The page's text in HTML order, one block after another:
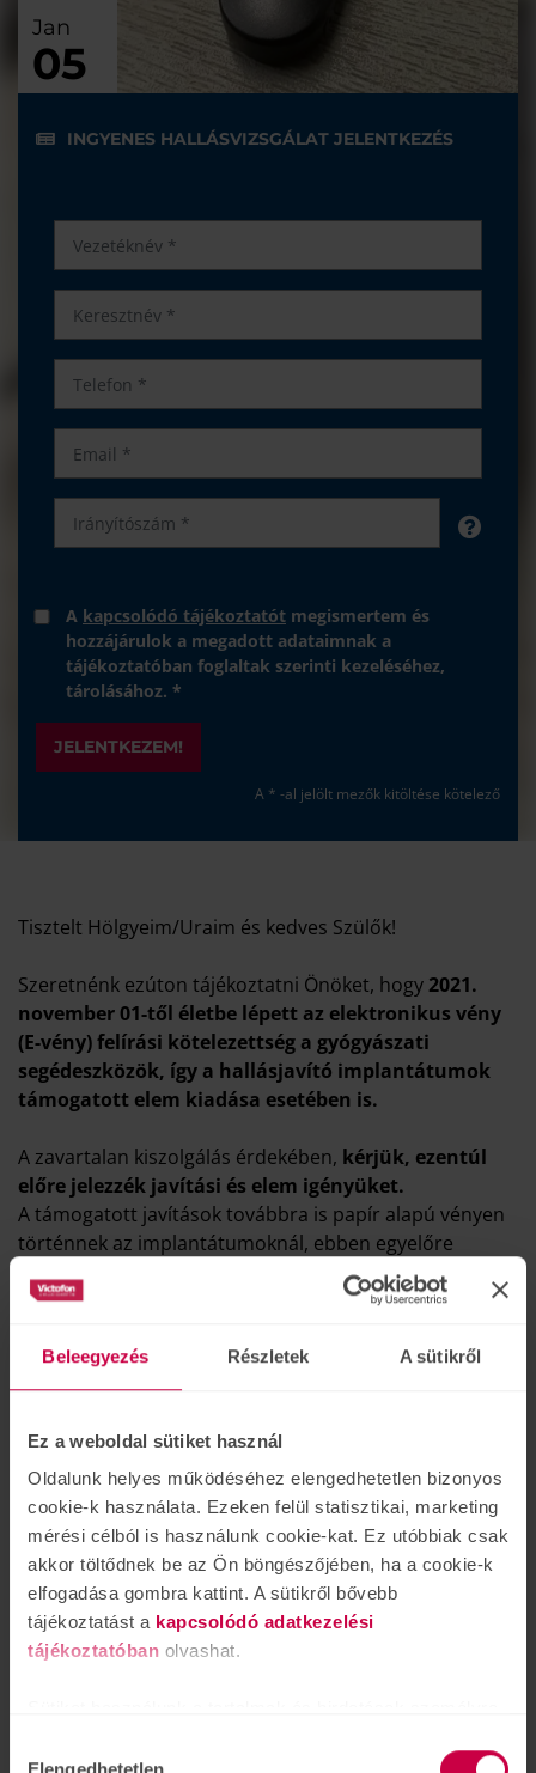
Beleegyezés Részletek A sütikről
Ez a weboldal sütiket használ
Oldalunk helyes működéséhez elengedhetetlen bizonyos
cookie-k használata. Ezeken felül statisztikai, marketing
mérési célból is használunk cookie-kat. Ez utóbbiak csak
akkor töltődnek be az Ön böngészőjében, ha a cookie-k
elfogadása gombra kattint. A sütikről bővebb
tájékoztatást a kapcsolódó adatkezelési
tájékoztatóban olvashat.
valamint weboldalforgalmunk elemzéséhez. Ezenkívül
Elengedhetetlen
Jan
05
INGYENES HALLÁSVIZSGÁLAT JELENTKEZÉS
A kapcsolódó tájékoztatót megismertem és
hozzájárulok a megadott adataimnak a
tájékoztatóban foglaltak szerinti kezeléséhez,
tárolásához. *
JELENTKEZEM!
A * -al jelölt mezők kitöltése kötelező
Tisztelt Hölgyeim/Uraim és kedves Szülők!
Szeretnénk ezúton tájékoztatni Önöket, hogy 2021.
november 01-től életbe lépett az elektronikus vény
(E-vény) felírási kötelezettség a gyógyászati
segédeszközök, így a hallásjavító implantátumok
támogatott elem kiadása esetében is.
A zavartalan kiszolgálás érdekében, kérjük, ezentúl
előre jelezzék javítási és elem igényüket.
A támogatott javítások továbbra is papír alapú vényen
történnek az implantátumoknál, ebben egyelőre
szükséges előre jelezni,ebben az esetben javasoljuk a
klinikai centrummal, illetve audiológáinkkal vegyék fel a
Kérjük vegyék figyelembe az igénylés során, hogy
elektronikusan felírt vény esetében támogatott
elem postai úton történő kiküldése ezentúl már
nem lehetséges.
Javasoljuk, hogy a zavartalan ellátás, vény felíratás
érdekében lépjenek kapcsolatba audiológiai
szakrendelőink egyikével, melyek az ország 48 pontján
weboldalunkon az alábbi helyen tudják elérni: